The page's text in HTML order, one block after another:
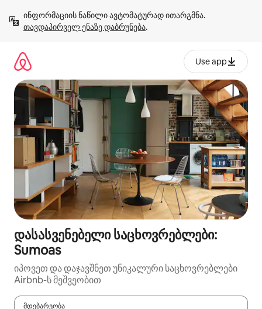
გადასვლა
თავდაპირველ ენაზე დაბრუნება.
Use app
დასასვენებელი საცხოვრებლები:
Sumoas
იპოვეთ და დაჯავშნეთ უნიკალური საცხოვრებლები
Airbnb-ს მეშვეობით
მდებარეობა